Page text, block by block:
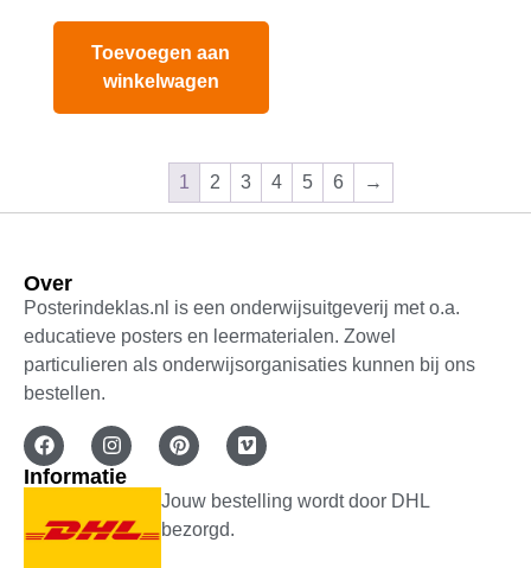
Toevoegen aan
winkelwagen
1 2 3 4 5 6 →
Over
Posterindeklas.nl is een onderwijsuitgeverij met o.a.
educatieve posters en leermaterialen. Zowel
particulieren als onderwijsorganisaties kunnen bij ons
bestellen.
Informatie
Jouw bestelling wordt door DHL
bezorgd.